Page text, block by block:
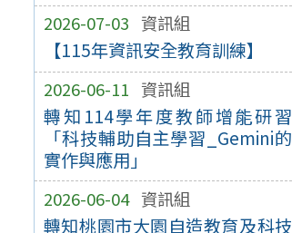
2026-07-03 資訊組
【115年資訊安全教育訓練】
2026-06-11 資訊組
轉知114學年度教師增能研習
「科技輔助自主學習_Gemini的
實作與應用」
2026-06-04 資訊組
轉知桃園市大園自造教育及科技